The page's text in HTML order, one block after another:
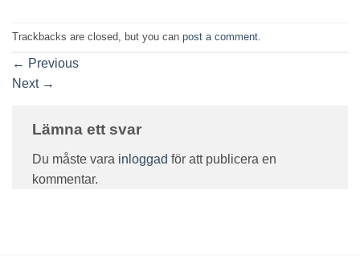
Trackbacks are closed, but you can post a comment
← Previous
Next →
Lämna ett svar
Du måste vara inloggad för att publicera en
kommentar.